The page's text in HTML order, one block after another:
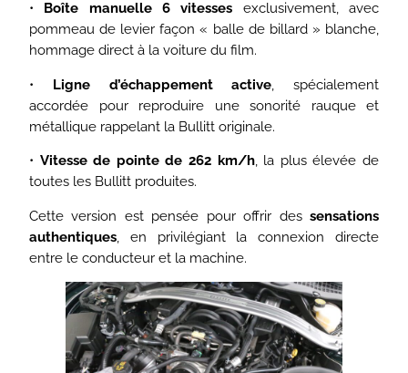
• Boîte manuelle 6 vitesses exclusivement, avec
pommeau de levier façon « balle de billard » blanche,
hommage direct à la voiture du film.
• Ligne d’échappement active , spécialement
accordée pour reproduire une sonorité rauque et
métallique rappelant la Bullitt originale.
• Vitesse de pointe de 262 km/h, la plus élevée de
toutes les Bullitt produites.
Cette version est pensée pour offrir des sensations
authentiques , en privilégiant la connexion directe
entre le conducteur et la machine.